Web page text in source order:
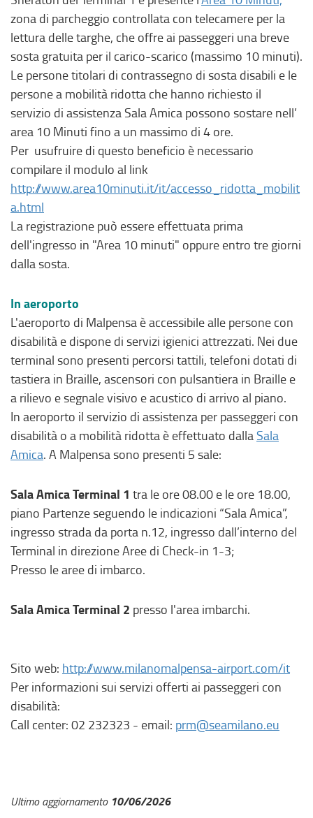
zona di parcheggio controllata con telecamere per la
lettura delle targhe, che offre ai passeggeri una breve
sosta gratuita per il carico-scarico (massimo 10 minuti).
Le persone titolari di contrassegno di sosta disabili e le
persone a mobilità ridotta che hanno richiesto il
servizio di assistenza Sala Amica possono sostare nell’
area 10 Minuti fino a un massimo di 4 ore.
Per usufruire di questo beneficio è necessario
compilare il modulo al link
http://www.area10minuti.it/it/accesso_ridotta_mobilit
a.html
La registrazione può essere effettuata prima
dell'ingresso in "Area 10 minuti" oppure entro tre giorni
dalla sosta.
In aeroporto
L'aeroporto di Malpensa è accessibile alle persone con
disabilità e dispone di servizi igienici attrezzati. Nei due
terminal sono presenti percorsi tattili, telefoni dotati di
tastiera in Braille, ascensori con pulsantiera in Braille e
a rilievo e segnale visivo e acustico di arrivo al piano.
In aeroporto il servizio di assistenza per passeggeri con
disabilità o a mobilità ridotta è effettuato dalla Sala
Amica. A Malpensa sono presenti 5 sale:
Sala Amica Terminal 1 tra le ore 08.00 e le ore 18.00,
piano Partenze seguendo le indicazioni “Sala Amica”,
ingresso strada da porta n.12, ingresso dall’interno del
Terminal in direzione Aree di Check-in 1-3;
Presso le aree di imbarco.
Sala Amica Terminal 2 presso l'area imbarchi.
Sito web: http://www.milanomalpensa-airport.com/it
Per informazioni sui servizi offerti ai passeggeri con
disabilità:
Call center: 02 232323 - email: prm@seamilano.eu
Ultimo aggiornamento 10/06/2026